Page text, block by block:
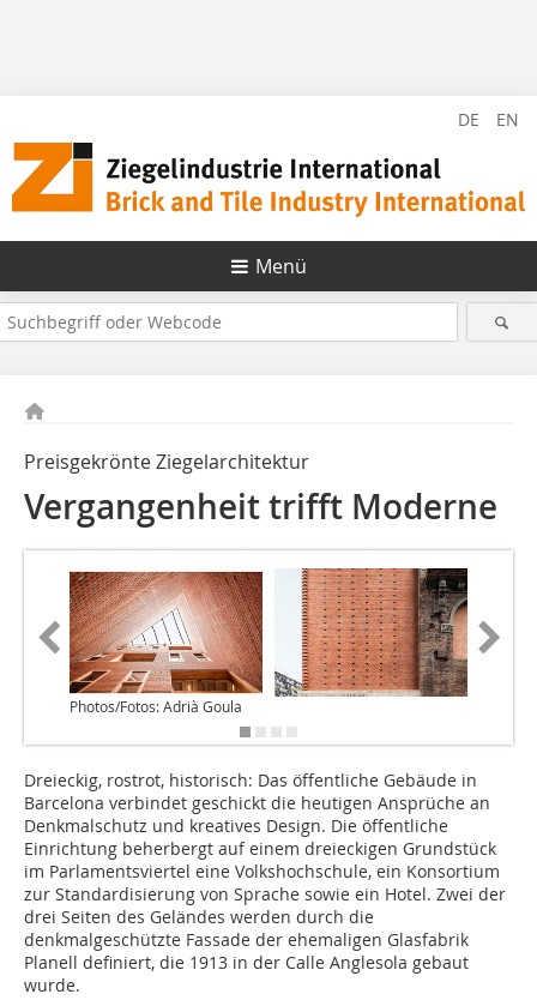
DE EN
Menü
Preisgekrönte Ziegelarchitektur
Vergangenheit trifft Moderne
Photos/Fotos: Adrià Goula
Dreieckig, rostrot, historisch: Das öffentliche Gebäude in
Barcelona verbindet geschickt die heutigen Ansprüche an
Denkmalschutz und kreatives Design. Die öffentliche
Einrichtung beherbergt auf einem dreieckigen Grundstück
im Parlamentsviertel eine Volkshochschule, ein Konsortium
zur Standardisierung von Sprache sowie ein Hotel. Zwei der
drei Seiten des Geländes werden durch die
denkmalgeschützte Fassade der ehemaligen Glasfabrik
Planell definiert, die 1913 in der Calle Anglesola gebaut
wurde.